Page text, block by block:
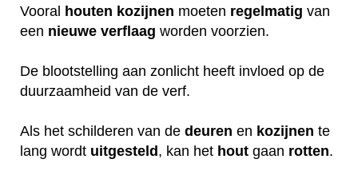
Vooral houten kozijnen moeten regelmatig van
een nieuwe verflaag worden voorzien.
De blootstelling aan zonlicht heeft invloed op de
duurzaamheid van de verf.
Als het schilderen van de deuren en kozijnen te
lang wordt uitgesteld, kan het hout gaan rotten.